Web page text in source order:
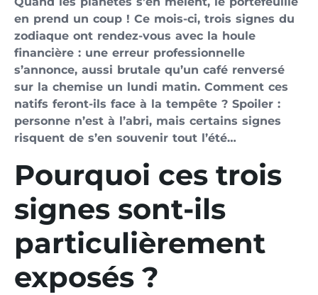
en prend un coup ! Ce mois-ci, trois signes du
zodiaque ont rendez-vous avec la houle
financière : une erreur professionnelle
s’annonce, aussi brutale qu’un café renversé
sur la chemise un lundi matin. Comment ces
natifs feront-ils face à la tempête ? Spoiler :
personne n’est à l’abri, mais certains signes
risquent de s’en souvenir tout l’été…
Pourquoi ces trois
signes sont-ils
particulièrement
exposés ?